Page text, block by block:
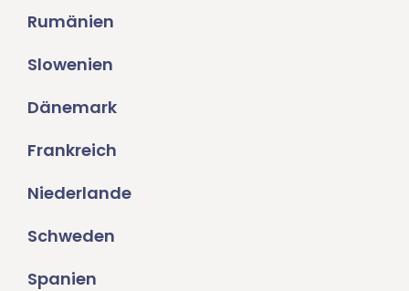
Rumänien
Slowenien
Dänemark
Frankreich
Niederlande
Schweden
Spanien